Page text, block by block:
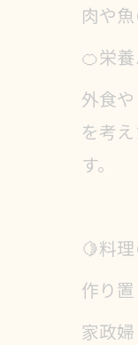
肉や
🍊栄
外食
を考
す。
🍋料
作り
家政